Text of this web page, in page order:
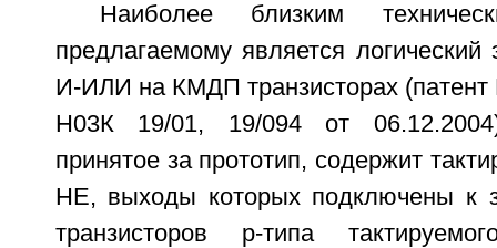
Наиболее близким
предлагаемому является
И-ИЛИ на КМДП транзисторах
Н03К 19/01, 19/094 от
принятое за прототип, содержит
НЕ, выходы которых подключены к
транзисторов р-типа